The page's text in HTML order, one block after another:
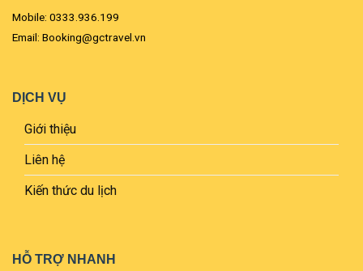
Mobile: 0333.936.199
Email: Booking@gctravel.vn
DỊCH VỤ
Giới thiệu
Liên hệ
Kiến thức du lịch
HỖ TRỢ NHANH